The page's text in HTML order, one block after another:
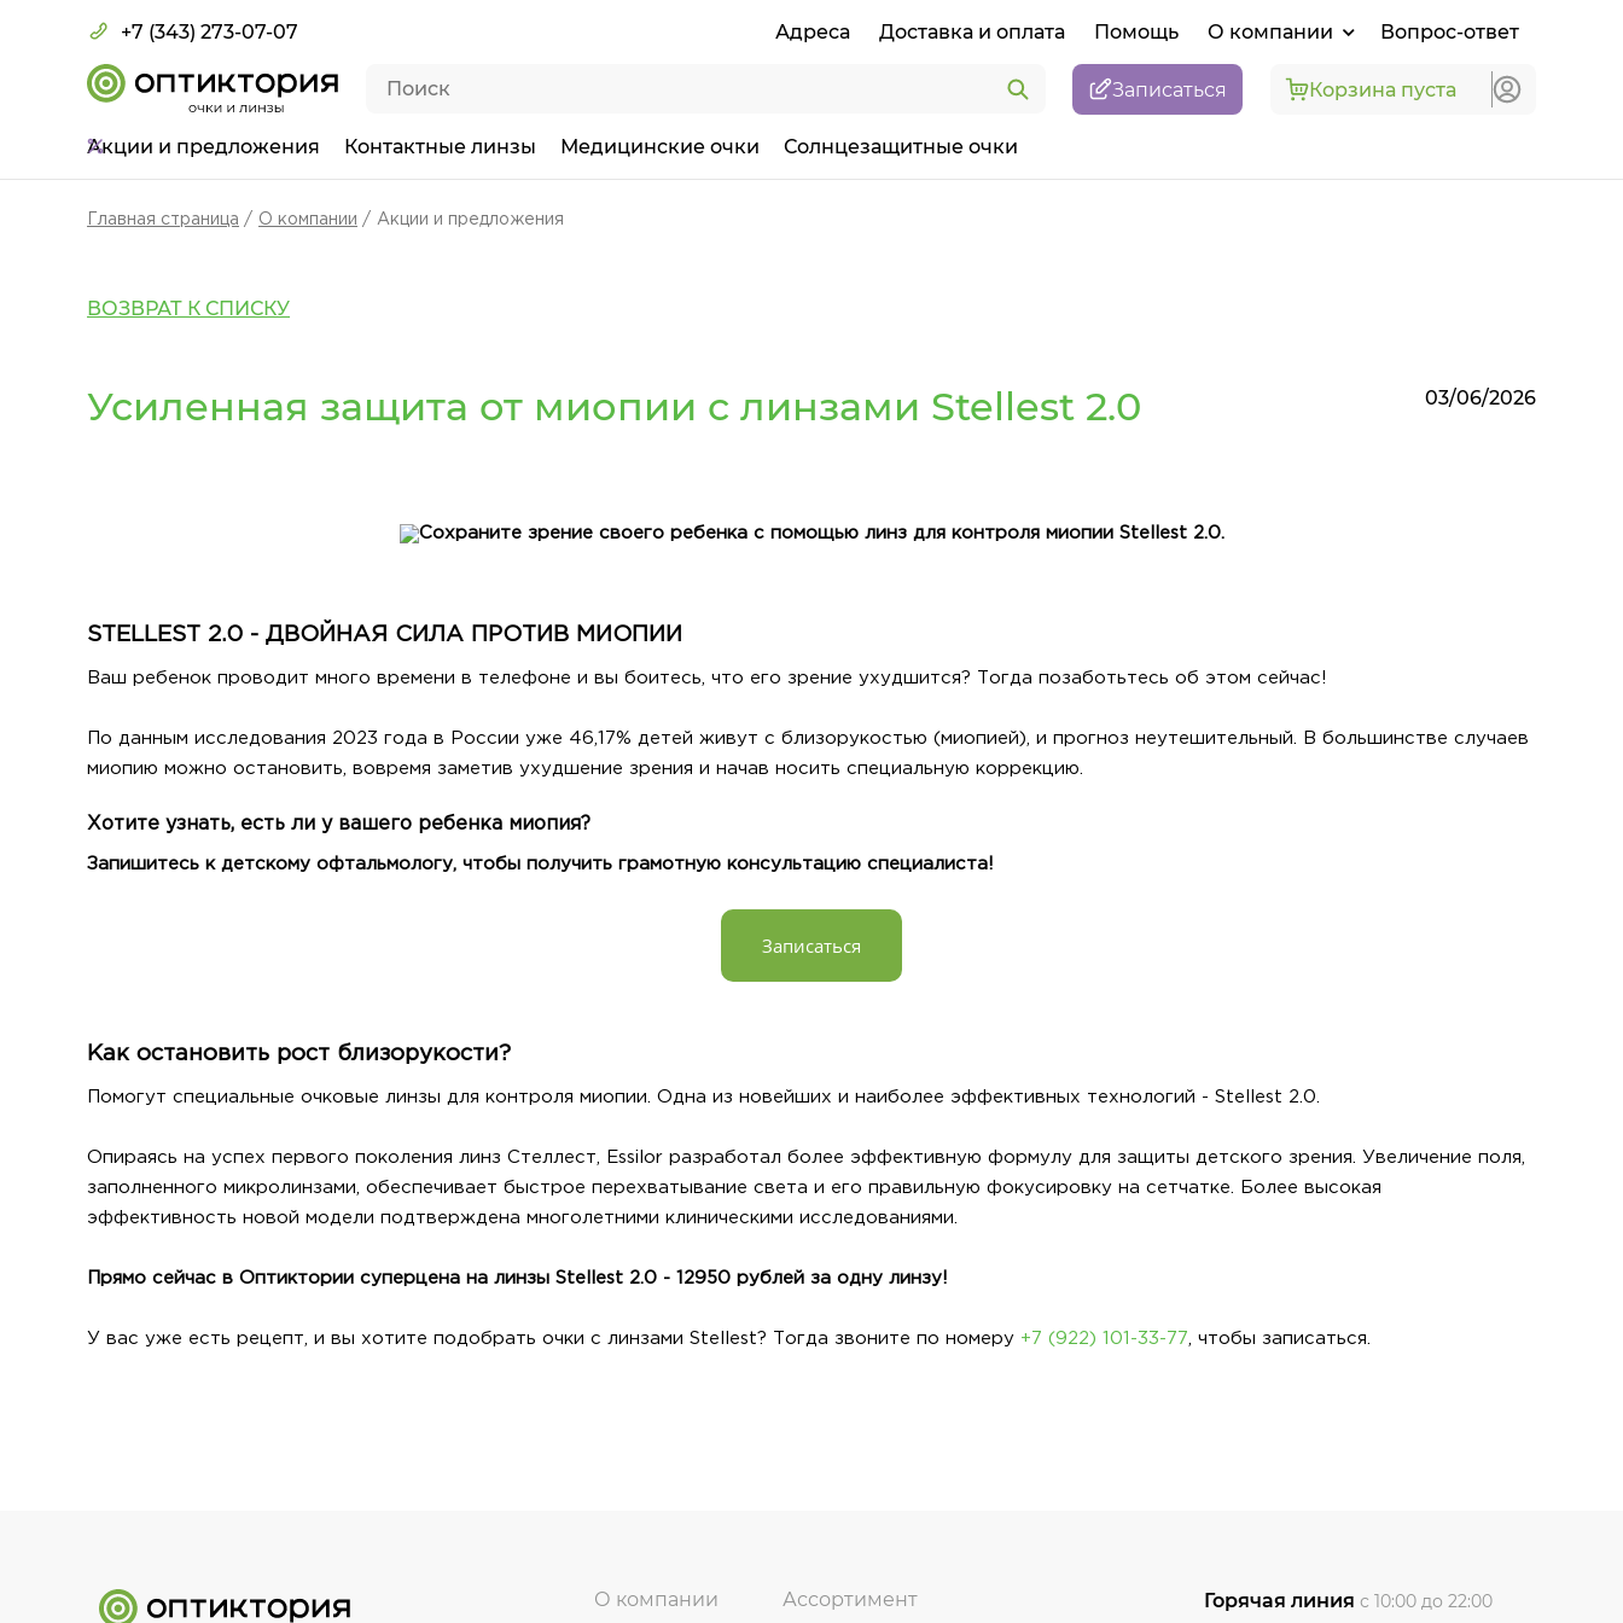
+7 (343) 273-07-07 Адреса Доставка и оплата Помощь О компании Вопрос-ответ
Записаться Корзина пуста
Акции и предложения Контактные линзы Медицинские очки Солнцезащитные очки
Главная страница О компании Акции и предложения
ВОЗВРАТ К СПИСКУ
03/06/2026
Усиленная защита от миопии с линзами Stellest 2.0
STELLEST 2.0 - ДВОЙНАЯ СИЛА ПРОТИВ МИОПИИ
Ваш ребенок проводит много времени в телефоне и вы боитесь, что его зрение ухудшится? Тогда позаботьтесь об этом сейчас!
По данным исследования 2023 года в России уже 46,17% детей живут с близорукостью (миопией), и прогноз неутешительный. В большинстве случаев
миопию можно остановить, вовремя заметив ухудшение зрения и начав носить специальную коррекцию.
Хотите узнать, есть ли у вашего ребенка миопия?
Запишитесь к детскому офтальмологу, чтобы получить грамотную консультацию специалиста!
Записаться
Как остановить рост близорукости?
Помогут специальные очковые линзы для контроля миопии. Одна из новейших и наиболее эффективных технологий - Stellest 2.0.
Опираясь на успех первого поколения линз Стеллест, Essilor разработал более эффективную формулу для защиты детского зрения. Увеличение поля,
заполненного микролинзами, обеспечивает быстрое перехватывание света и его правильную фокусировку на сетчатке. Более высокая
эффективность новой модели подтверждена многолетними клиническими исследованиями.
Прямо сейчас в Оптиктории суперцена на линзы Stellest 2.0 - 12950 рублей за одну линзу!
У вас уже есть рецепт, и вы хотите подобрать очки с линзами Stellest? Тогда звоните по номеру +7 (922) 101-33-77 , чтобы записаться.
О компании Ассортимент Горячая линия с 10:00 до 22:00